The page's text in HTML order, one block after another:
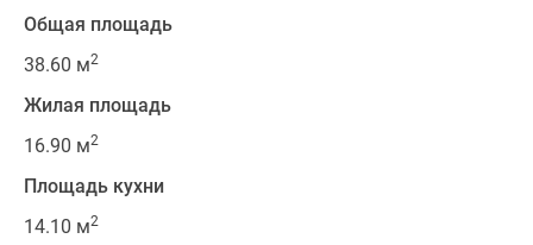
Общая площадь
38.60 м2
Жилая площадь
16.90 м2
Площадь кухни
14.10 м2